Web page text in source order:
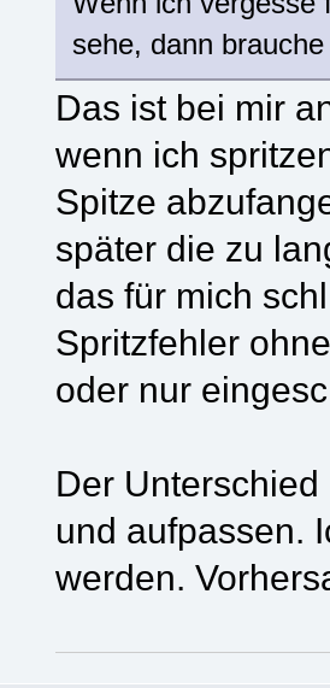
sehe, dann
Das ist bei mir
wenn ich
Spitze
später die zu
das für mich
Spritzfehler
oder nur
Der
und aufpassen.
werden.